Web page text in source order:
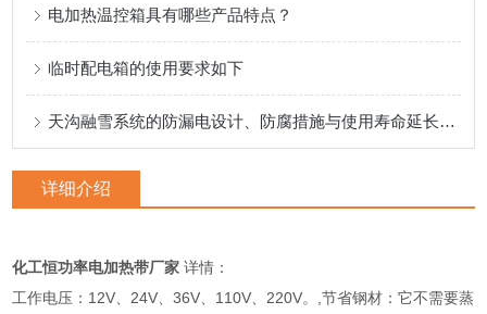
电加热温控箱具有哪些产品特点？
临时配电箱的使用要求如下
天沟融雪系统的防漏电设计、防腐措施与使用寿命延长策略
详细介绍
化工恒功率电加热带厂家 详情：
工作电压：12V、24V、36V、110V、220V。,节省钢材：它不需要蒸